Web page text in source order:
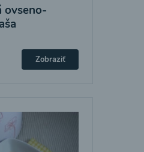
ovseno-
Zobraziť